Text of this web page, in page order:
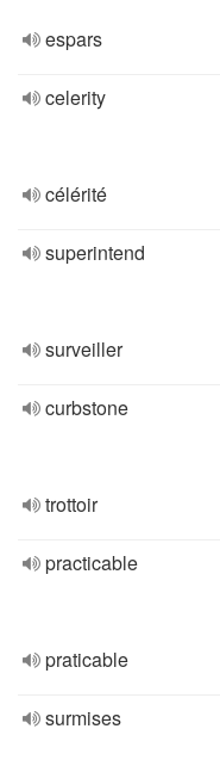
espars
celerity
célérité
superintend
surveiller
curbstone
trottoir
practicable
praticable
surmises